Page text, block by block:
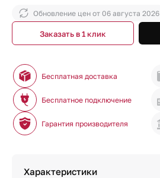
Обновление цен от 06 августа 2026
Заказать в 1 клик
Бесплатная доставка
Бесплатное подключение
Гарантия производителя
Характеристики